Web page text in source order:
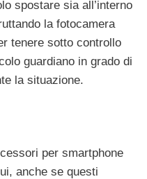
spostare sia all’interno
la fotocamera
tenere sotto controllo
guardiano in grado di
la situazione.
per smartphone
anche se questi